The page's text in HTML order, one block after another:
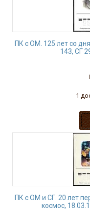
ПК с ОМ. 125 лет со
143, СГ
1
ПК с ОМ и СГ. 20 лет
космос,